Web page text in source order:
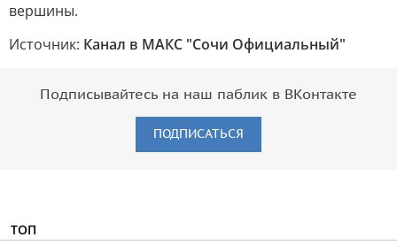
вершины.
Источник: Канал в МАКС "Сочи Официальный"
Подписывайтесь на наш паблик в ВКонтакте
ПОДПИСАТЬСЯ
ТОП